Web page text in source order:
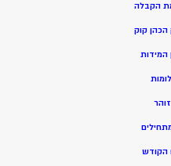
הקבלה
קוק
המידות
הקודש